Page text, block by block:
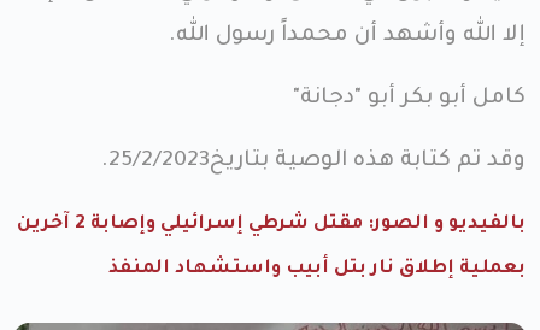
إلا الله وأشهد أن محمداً رسول الله.
كامل أبو بكر أبو "دجانة"
وقد تم كتابة هذه الوصية بتاريخ25/2/2023.
بالفيديو و الصور: مقتل شرطي إسرائيلي وإصابة 2 آخرين
بعملية إطلاق نار بتل أبيب واستشهاد المنفذ